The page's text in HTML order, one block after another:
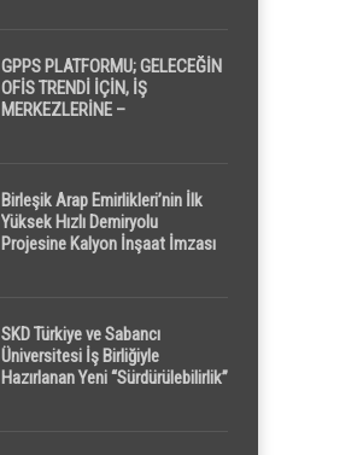
GPPS PLATFORMU; GELECEĞİN
OFİS TRENDİ İÇİN, İŞ
MERKEZLERİNE –
Birleşik Arap Emirlikleri’nin İlk
Yüksek Hızlı Demiryolu
Projesine Kalyon İnşaat İmzası
SKD Türkiye ve Sabancı
Üniversitesi İş Birliğiyle
Hazırlanan Yeni “Sürdürülebilirlik”